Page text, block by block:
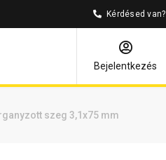
Kérdésed van?
Bejelentkezés
szeg 3,1x75 mm
válaszok Kapcsolódó cikkek